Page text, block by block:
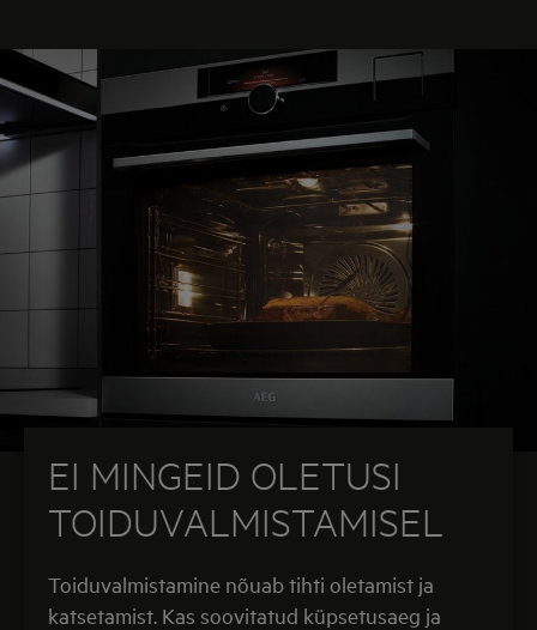
EI MINGEID OLETUSI
TOIDUVALMISTAMISEL
Toiduvalmistamine nõuab tihti oletamist ja
katsetamist. Kas soovitatud küpsetusaeg ja